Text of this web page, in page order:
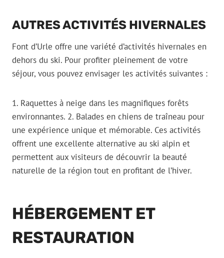
AUTRES ACTIVITÉS HIVERNALES
Font d’Urle offre une variété d’activités hivernales en
dehors du ski. Pour profiter pleinement de votre
séjour, vous pouvez envisager les activités suivantes :
1. Raquettes à neige dans les magnifiques forêts
environnantes. 2. Balades en chiens de traîneau pour
une expérience unique et mémorable. Ces activités
offrent une excellente alternative au ski alpin et
permettent aux visiteurs de découvrir la beauté
naturelle de la région tout en profitant de l’hiver.
HÉBERGEMENT ET
RESTAURATION